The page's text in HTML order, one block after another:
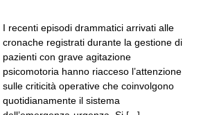
I recenti episodi drammatici arrivati alle
cronache registrati durante la gestione di
pazienti con grave agitazione
psicomotoria hanno riacceso l’attenzione
sulle criticità operative che coinvolgono
quotidianamente il sistema